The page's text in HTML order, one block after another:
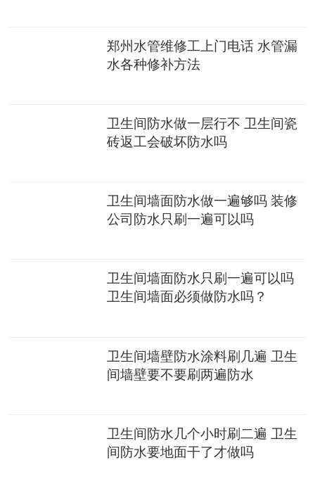
郑州水管维修工上门电话 水管漏
水各种修补方法
卫生间防水做一层行不 卫生间瓷
砖返工会破坏防水吗
卫生间墙面防水做一遍够吗 装修
公司防水只刷一遍可以吗
卫生间墙面防水只刷一遍可以吗
卫生间墙面必须做防水吗？
卫生间墙壁防水涂料刷几遍 卫生
间墙壁要不要刷两遍防水
卫生间防水几个小时刷二遍 卫生
间防水要地面干了才做吗